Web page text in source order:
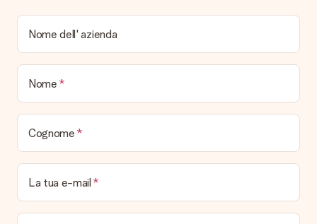
Nome dell' azienda
Nome
Cognome
La tua e-mail